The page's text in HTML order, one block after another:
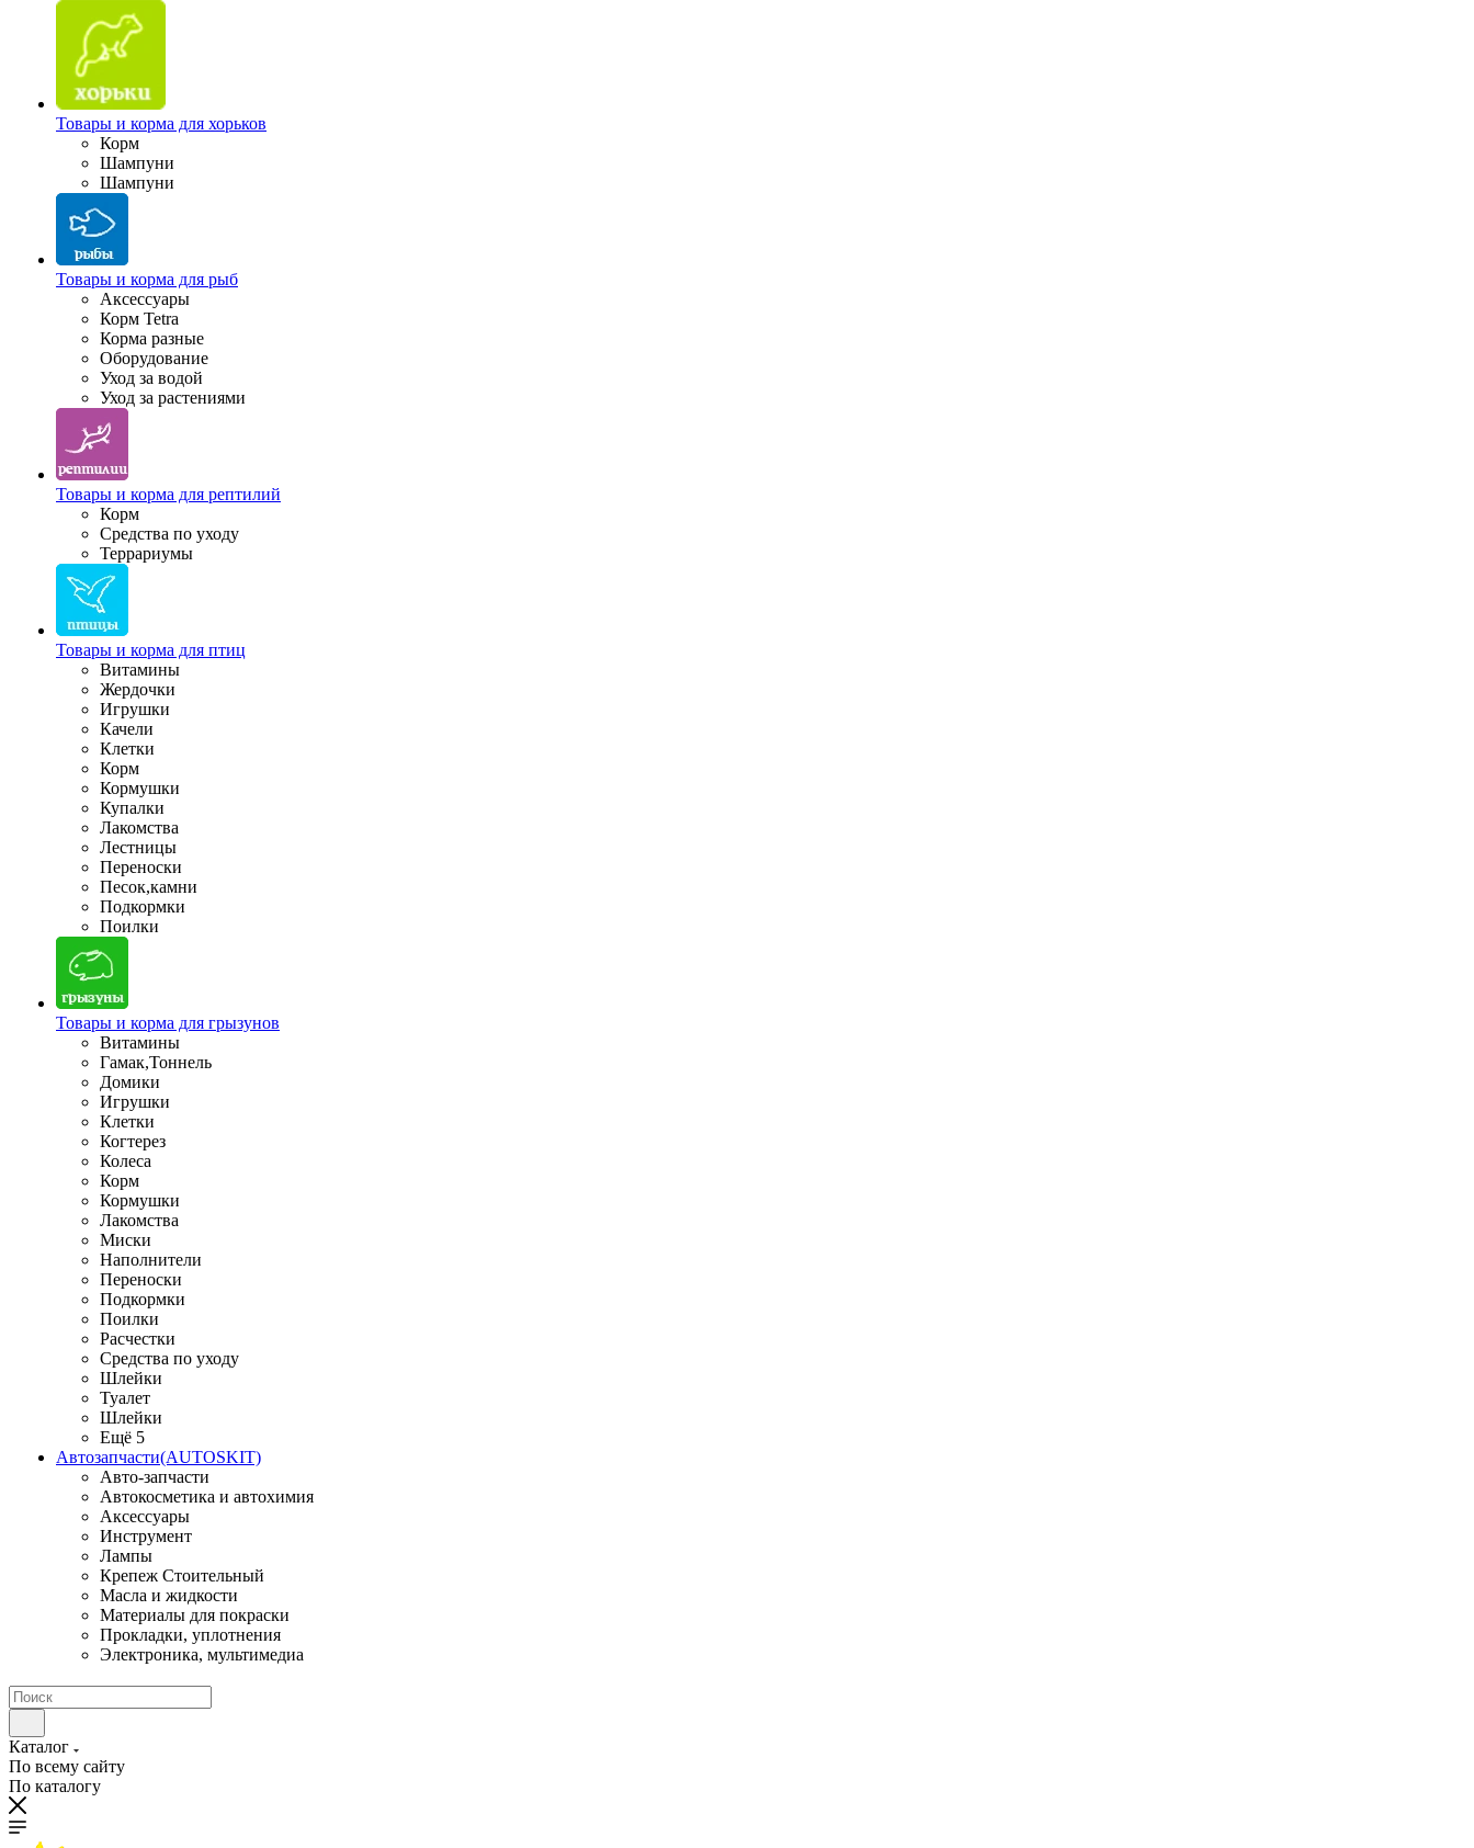
Товары и корма для хорьков
Корм
Шампуни
Шампуни
Товары и корма для рыб
Аксессуары
Корм Tetra
Корма разные
Оборудование
Уход за водой
Уход за растениями
Товары и корма для рептилий
Корм
Средства по уходу
Террариумы
Товары и корма для птиц
Витамины
Жердочки
Игрушки
Качели
Клетки
Корм
Кормушки
Купалки
Лакомства
Лестницы
Переноски
Песок,камни
Подкормки
Поилки
Товары и корма для грызунов
Витамины
Гамак,Тоннель
Домики
Игрушки
Клетки
Когтерез
Колеса
Корм
Кормушки
Лакомства
Миски
Наполнители
Переноски
Подкормки
Поилки
Расчестки
Средства по уходу
Шлейки
Туалет
Шлейки
Ещё 5
Автозапчасти(AUTOSKIT)
Авто-запчасти
Автокосметика и автохимия
Аксессуары
Инструмент
Лампы
Крепеж Стоительный
Масла и жидкости
Материалы для покраски
Прокладки, уплотнения
Электроника, мультимедиа
Каталог
По всему сайту
По каталогу